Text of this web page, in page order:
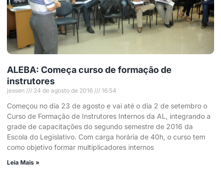
ALEBA: Começa curso de formação de
instrutores
jessen 24 de agosto de 2016 16:54
Começou no dia 23 de agosto e vai até o dia 2 de setembro o
Curso de Formação de Instrutores Internos da AL, integrando a
grade de capacitações do segundo semestre de 2016 da
Escola do Legislativo. Com carga horária de 40h, o curso tem
como objetivo formar multiplicadores internos
Leia Mais »